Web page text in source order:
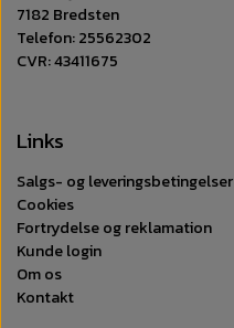
Brugstarifnummer
7182 Bredsten
Telefon: 25562302
CVR: 43411675
Links
Salgs- og leveringsbetingelser
Cookies
Fortrydelse og reklamation
Kunde login
Om os
Kontakt